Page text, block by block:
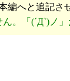
編へと追記さ
。「(´Д`)ノ」